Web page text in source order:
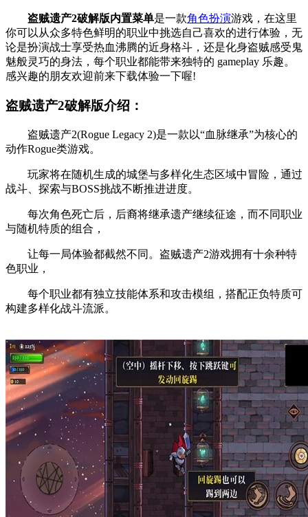
盗贼遗产2破解版内置菜单是一款角色扮演游戏，在这里
你可以从众多特色鲜明的职业中挑选自己喜欢的进行体验，无
论是扮演战士享受热血沸腾的近身格斗，还是化身盗贼感受鬼
魅般灵巧的身法，每个职业都能带来独特的 gameplay 乐趣。
感兴趣的朋友欢迎前来下载体验一下喔!
盗贼遗产2破解版介绍：
盗贼遗产2(Rogue Legacy 2)是一款以“血脉继承”为核心的
动作Rogue类游戏。
玩家将在随机生成的城堡与多样化生态区域中冒险，通过
战斗、探索与BOSS挑战不断推进进度。
每次角色死亡后，后裔将继承遗产继续征途，而不同职业
与随机特质的组合，
让每一局体验都截然不同。盗贼遗产2游戏拥有十余种特
色职业，
每个职业都有独立技能体系和攻击模组，搭配正负特质可
构建多样化战斗流派。